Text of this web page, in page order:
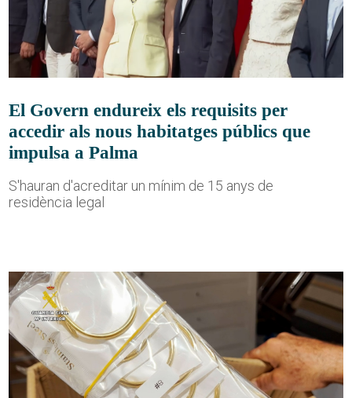
El Govern endureix els requisits per
accedir als nous habitatges públics que
impulsa a Palma
S'hauran d'acreditar un mínim de 15 anys de
residència legal